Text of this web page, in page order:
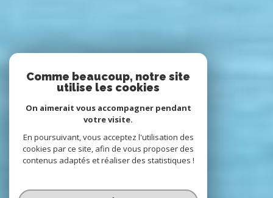
Comme beaucoup, notre site
utilise les cookies
On aimerait vous accompagner pendant
votre visite.
En poursuivant, vous acceptez l'utilisation des
cookies par ce site, afin de vous proposer des
contenus adaptés et réaliser des statistiques !